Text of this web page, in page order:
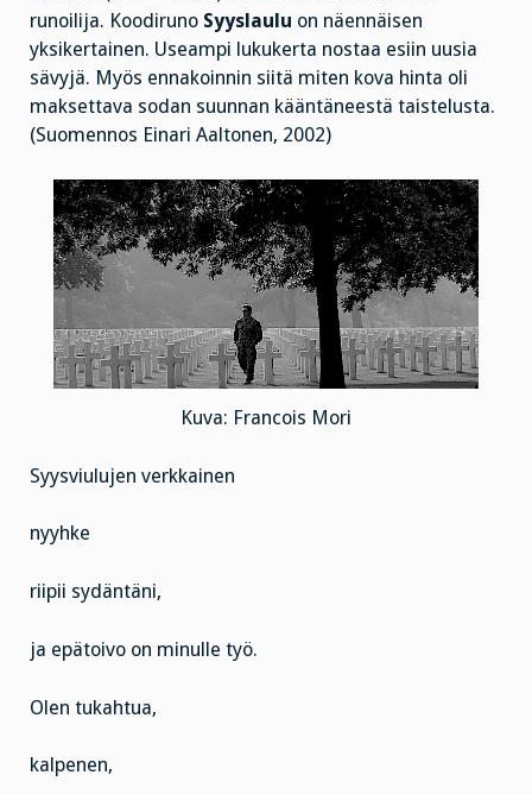
runoilija. Koodiruno Syyslaulu on näennäisen
yksikertainen. Useampi lukukerta nostaa esiin uusia
sävyjä. Myös ennakoinnin siitä miten kova hinta oli
maksettava sodan suunnan kääntäneestä taistelusta.
(Suomennos Einari Aaltonen, 2002)
Kuva: Francois Mori
Syysviulujen verkkainen
nyyhke
riipii sydäntäni,
ja epätoivo on minulle työ.
Olen tukahtua,
kalpenen,